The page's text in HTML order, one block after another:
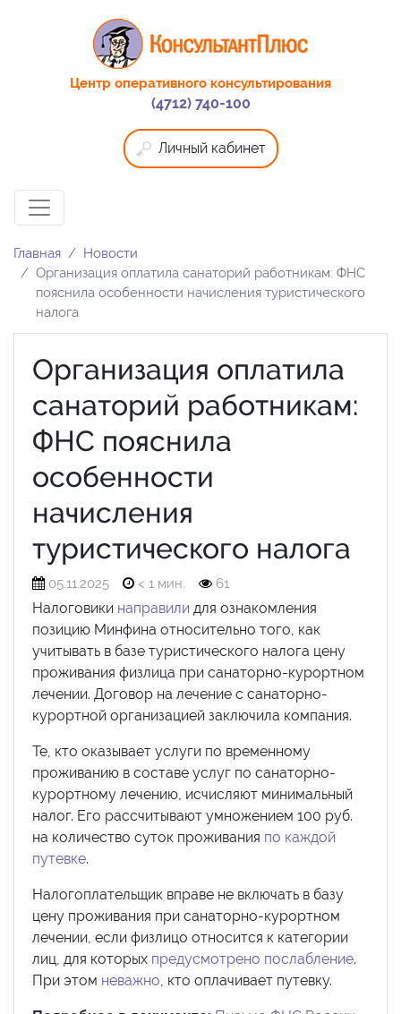
Центр оперативного консультирования
(4712) 740-100
Личный кабинет
Главная
Новости
Организация оплатила санаторий работникам: ФНС
пояснила особенности начисления туристического
налога
Организация оплатила
санаторий работникам:
ФНС пояснила
особенности
начисления
туристического налога
05.11.2025 < 1 мин. 61
Налоговики направили для ознакомления
позицию Минфина относительно того, как
учитывать в базе туристического налога цену
проживания физлица при санаторно-курортном
лечении. Договор на лечение с санаторно-
курортной организацией заключила компания.
Те, кто оказывает услуги по временному
проживанию в составе услуг по санаторно-
курортному лечению, исчисляют минимальный
налог. Его рассчитывают умножением 100 руб.
на количество суток проживания по каждой
путевке.
Налогоплательщик вправе не включать в базу
цену проживания при санаторно-курортном
лечении, если физлицо относится к категории
лиц, для которых предусмотрено послабление.
При этом неважно, кто оплачивает путевку.